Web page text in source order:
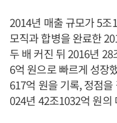
2014년 매출 규모가 5조
모직과 합병을 완료한
두 배 커진 뒤 2016년
6억 원으로 빠르게 성장
617억 원을 기록, 정점
024년 42조1032억 원의